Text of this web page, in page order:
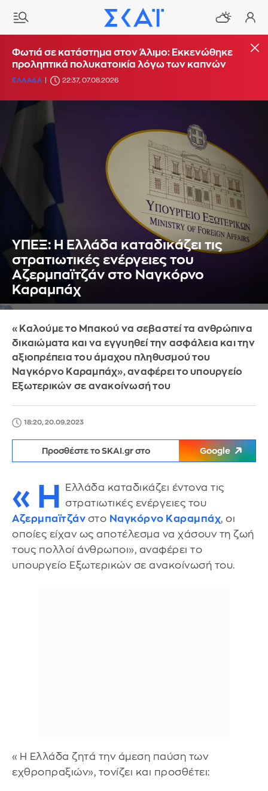
Φωτιά σε κατάστημα στον Άλιμο: Εκκενώθηκε
προληπτικά πολυκατοικία λόγω των καπνών
ΕΛΛΑΔΑ 22:37, 07.08.2026
ΥΠΕΞ: Η Ελλάδα καταδικάζει τις
στρατιωτικές ενέργειες του
Αζερμπαϊτζάν στο Ναγκόρνο
Καραμπάχ
«Καλούμε το Μπακού να σεβαστεί τα ανθρώπινα
δικαιώματα και να εγγυηθεί την ασφάλεια και την
αξιοπρέπεια του άμαχου πληθυσμού του
Ναγκόρνο Καραμπάχ», αναφέρει το υπουργείο
Εξωτερικών σε ανακοίνωσή του
18:20, 20.09.2023
Προσθέστε το SKAI.gr στο Google
«Η
Ελλάδα καταδικάζει έντονα τις
στρατιωτικές ενέργειες του
Αζερμπαϊτζάν στο Ναγκόρνο Καραμπάχ, οι
οποίες είχαν ως αποτέλεσμα να χάσουν τη ζωή
τους πολλοί άνθρωποι», αναφέρει το
υπουργείο Εξωτερικών σε ανακοίνωσή του.
«Η Ελλάδα ζητά την άμεση παύση των
εχθροπραξιών», τονίζει και προσθέτει: